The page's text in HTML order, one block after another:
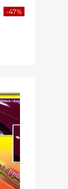
-47%